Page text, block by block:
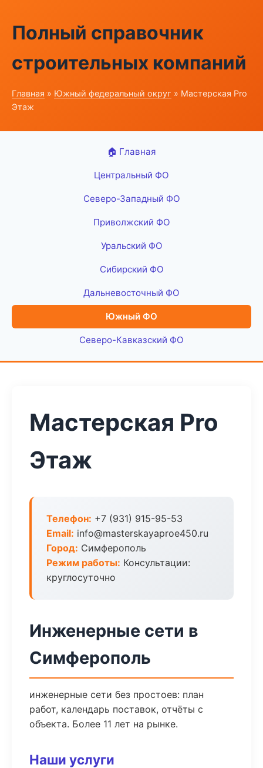
Полный справочник
строительных компаний
Главная » Южный федеральный округ » Мастерская Pro
Этаж
🏠 Главная
Центральный ФО
Северо-Западный ФО
Приволжский ФО
Уральский ФО
Сибирский ФО
Дальневосточный ФО
Южный ФО
Северо-Кавказский ФО
Мастерская Pro
Этаж
Телефон: +7 (931) 915-95-53
Email: info@masterskayaproe450.ru
Город: Симферополь
Режим работы: Консультации:
круглосуточно
Инженерные сети в
Симферополь
инженерные сети без простоев: план
работ, календарь поставок, отчёты с
объекта. Более 11 лет на рынке.
Наши услуги